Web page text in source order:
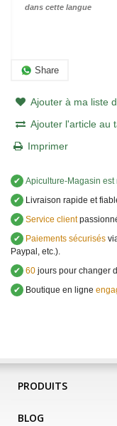
dans cette langue
Share
Ajouter à ma liste
Ajouter l'article au
Imprimer
✔ Apiculture-Magasin est
✔
Livraison rapide et
✔ Service client
✔
Paiements sécurisés
Paypal, etc.).
✔ 60 jours pour changer
✔
Boutique en ligne
PRODUITS
BLOG